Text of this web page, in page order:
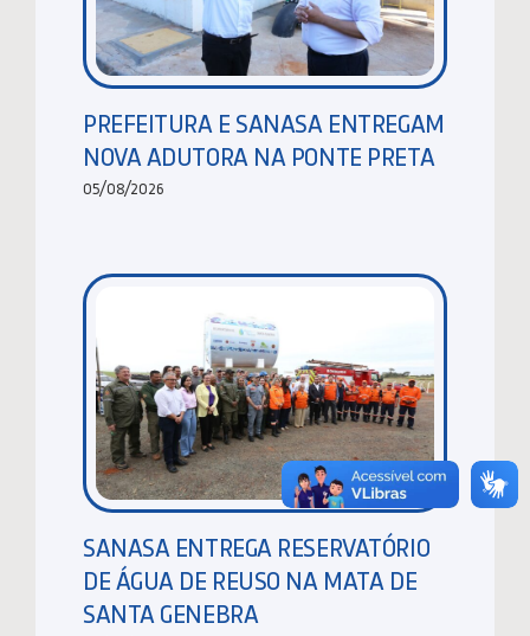
PREFEITURA E SANASA ENTREGAM
NOVA ADUTORA NA PONTE PRETA
05/08/2026
SANASA ENTREGA RESERVATÓRIO
DE ÁGUA DE REUSO NA MATA DE
SANTA GENEBRA